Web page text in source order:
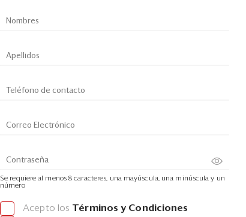
Se requiere al menos 8 caracteres, una mayúscula, una minúscula y un
número
Acepto los Términos y Condiciones